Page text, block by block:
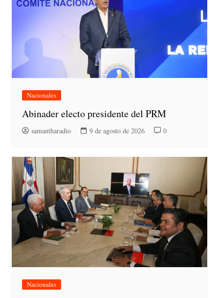
Nacionales
Abinader electo presidente del PRM
samantharadio 9 de agosto de 2026 0
Nacionales